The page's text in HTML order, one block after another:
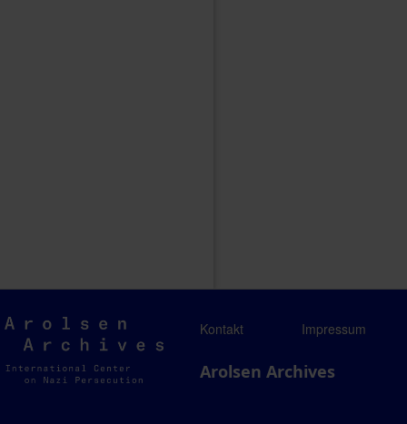
Arolsen
Archives
Kontakt Impressum
Arolsen Archives